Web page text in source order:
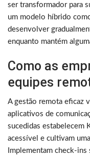
ser transformador para
um modelo híbrido
desenvolver
enquanto mantém
Como as
equipes
A gestão remota eficaz
aplicativos de
sucedidas estabelecem
acessível e cultivam
Implementam check-